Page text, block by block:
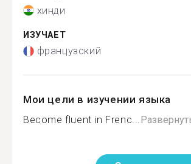
хинди
ИЗУЧАЕТ
французский
Мои цели в изучении языка
Become fluent in Frenc...